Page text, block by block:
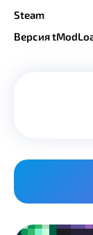
Steam
Версия